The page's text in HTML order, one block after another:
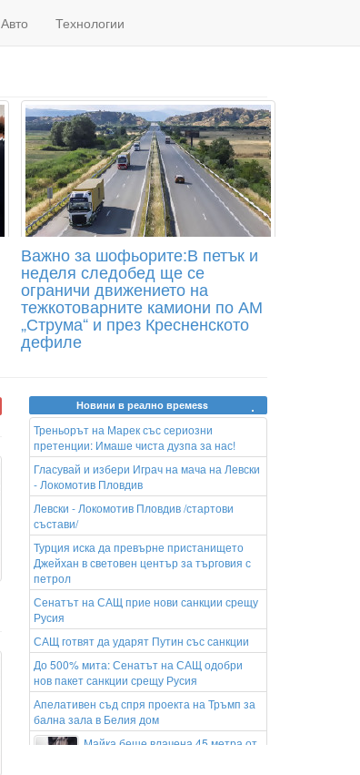
Авто Технологии
Важно за шофьорите:В петък и
неделя следобед ще се
ограничи движението на
тежкотоварните камиони по АМ
„Струма“ и през Кресненското
дефиле
Новини в реално времеss
Треньорът на Марек със сериозни
претенции: Имаше чиста дузпа за нас!
Гласувай и избери Играч на мача на Левски
- Локомотив Пловдив
Левски - Локомотив Пловдив /стартови
състави/
Турция иска да превърне пристанището
Джейхан в световен център за търговия с
петрол
Сенатът на САЩ прие нови санкции срещу
Русия
САЩ готвят да ударят Путин със санкции
До 500% мита: Сенатът на САЩ одобри
нов пакет санкции срещу Русия
Апелативен съд спря проекта на Тръмп за
бална зала в Белия дом
Майка беше влачена 45 метра от